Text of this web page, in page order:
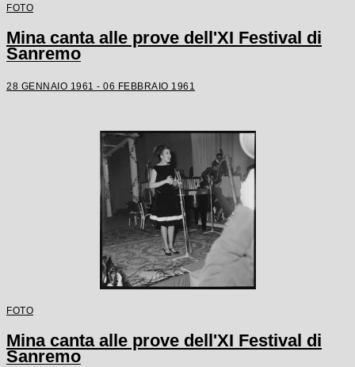
FOTO
Mina canta alle prove dell'XI Festival di
Sanremo
28 GENNAIO 1961 - 06 FEBBRAIO 1961
FOTO
Mina canta alle prove dell'XI Festival di
Sanremo